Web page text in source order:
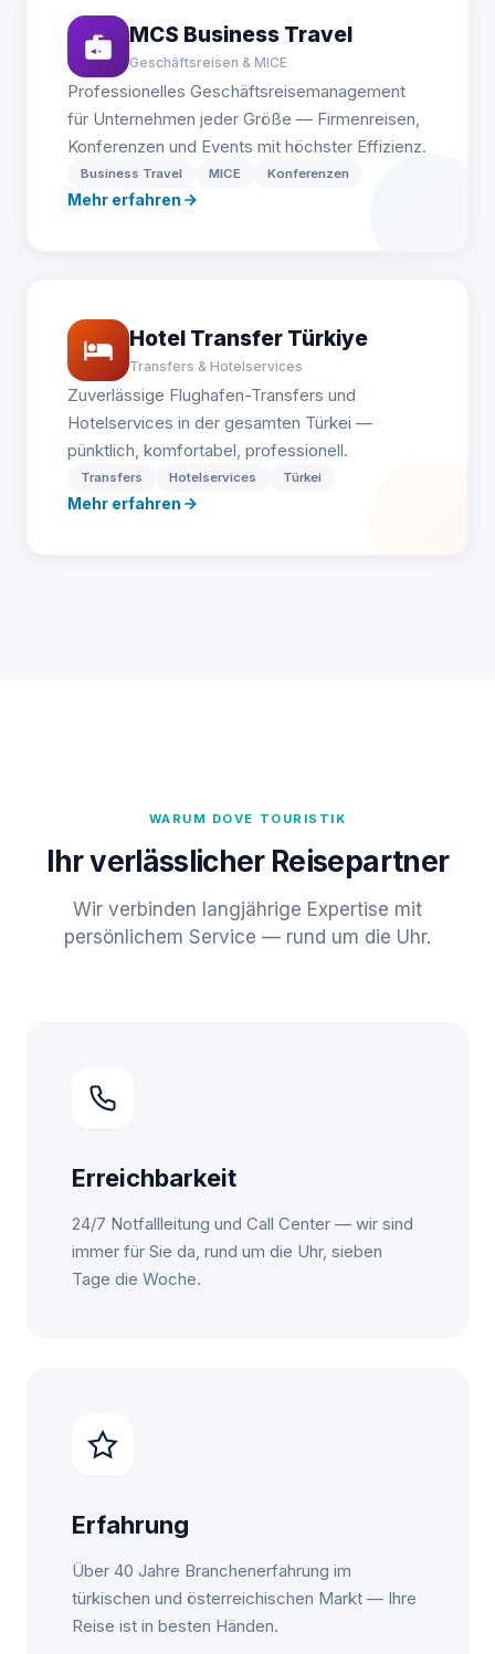
MCS Business Travel
Geschäftsreisen & MICE
Professionelles Geschäftsreisemanagement
für Unternehmen jeder Größe — Firmenreisen,
Konferenzen und Events mit höchster Effizienz.
Business Travel MICE Konferenzen
Mehr erfahren
Hotel Transfer Türkiye
Transfers & Hotelservices
Zuverlässige Flughafen-Transfers und
Hotelservices in der gesamten Türkei —
pünktlich, komfortabel, professionell.
Transfers Hotelservices Türkei
Mehr erfahren
WARUM DOVE TOURISTIK
Ihr verlässlicher Reisepartner
Wir verbinden langjährige Expertise mit
persönlichem Service — rund um die Uhr.
Erreichbarkeit
24/7 Notfallleitung und Call Center — wir sind
immer für Sie da, rund um die Uhr, sieben
Tage die Woche.
Erfahrung
Über 40 Jahre Branchenerfahrung im
türkischen und österreichischen Markt — Ihre
Reise ist in besten Händen.